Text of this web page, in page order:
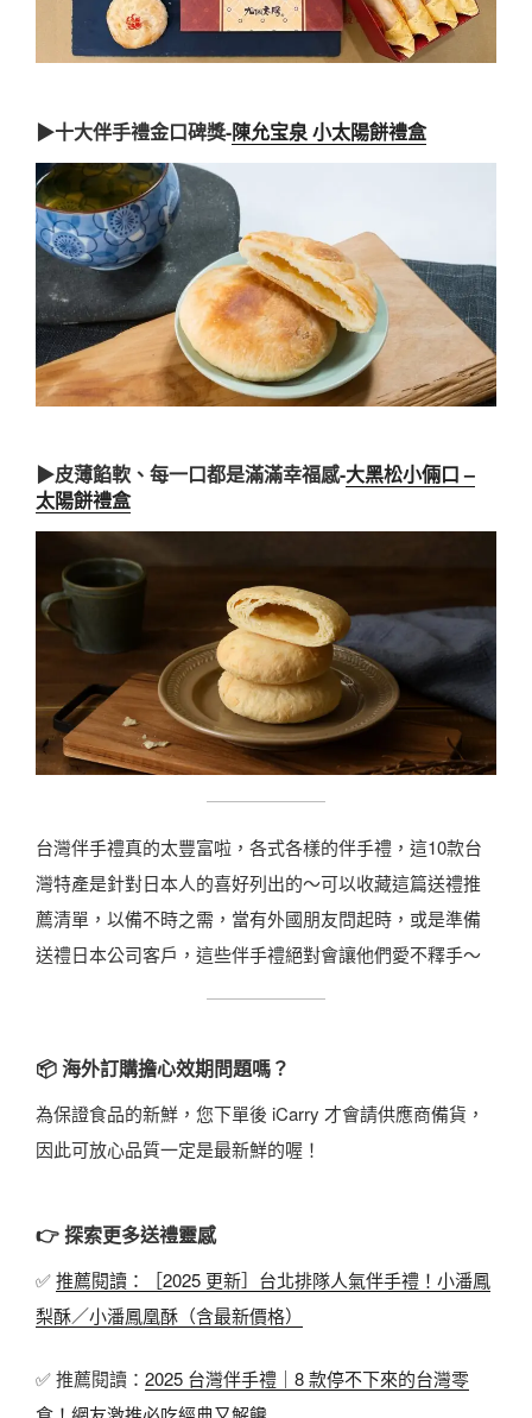
▶十大伴手禮金口碑獎-陳允宝泉 小太陽餅禮盒
▶皮薄餡軟、每一口都是滿滿幸福感-大黑松小倆口 –
太陽餅禮盒
台灣伴手禮真的太豐富啦，各式各樣的伴手禮，這10款台
灣特產是針對日本人的喜好列出的～可以收藏這篇送禮推
薦清單，以備不時之需，當有外國朋友問起時，或是準備
送禮日本公司客戶，這些伴手禮絕對會讓他們愛不釋手～
📦 海外訂購擔心效期問題嗎？
為保證食品的新鮮，您下單後 iCarry 才會請供應商備貨，
因此可放心品質一定是最新鮮的喔！
👉 探索更多送禮靈感
✅推薦閱讀：［2025 更新］台北排隊人氣伴手禮！小潘鳳
梨酥／小潘鳳凰酥（含最新價格）
✅ 推薦閱讀： 2025 台灣伴手禮｜8 款停不下來的台灣零